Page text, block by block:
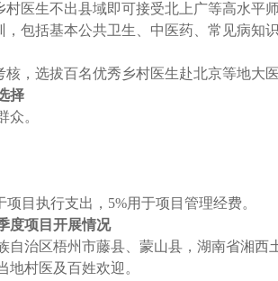
村医生不出县域即可接受北上广等高水平
，包括基本公共卫生、中医药、常见病知
核，选拔百名优秀乡村医生赴北京等地大
择
众。
项目执行支出，5%用于项目管理经费。
度项目开展情况
自治区梧州市藤县、蒙山县，湖南省湘
地村医及百姓欢迎。